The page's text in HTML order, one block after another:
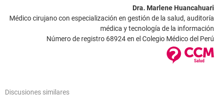
Dra. Marlene Huancahuari
Médico cirujano con especialización en gestión de la salud, auditoría
médica y tecnología de la información
Número de registro 68924 en el Colegio Médico del Perú
Discusiones similares